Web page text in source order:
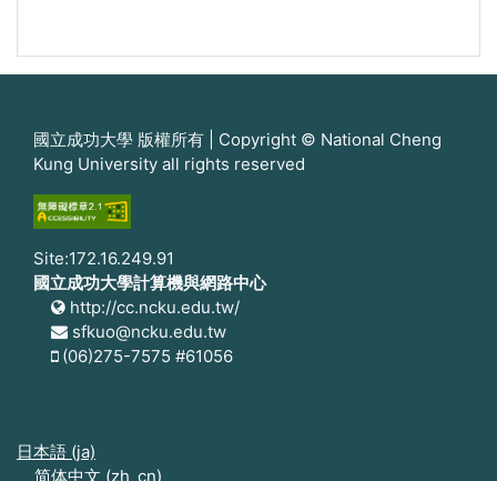
國立成功大學 版權所有 | Copyright © National Cheng
Kung University all rights reserved
Site:172.16.249.91
國立成功大學計算機與網路中心
http://cc.ncku.edu.tw/
sfkuo@ncku.edu.tw
(06)275-7575 #61056
日本語 ‎(ja)‎
简体中文 ‎(zh_cn)‎